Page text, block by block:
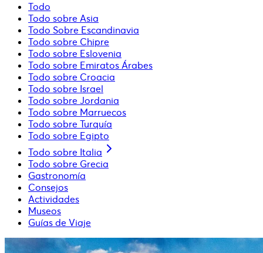
Todo
Todo sobre Asia
Todo Sobre Escandinavia
Todo sobre Chipre
Todo sobre Eslovenia
Todo sobre Emiratos Árabes
Todo sobre Croacia
Todo sobre Israel
Todo sobre Jordania
Todo sobre Marruecos
Todo sobre Turquía
Todo sobre Egipto
Todo sobre Italia
Todo sobre Grecia
Gastronomía
Consejos
Actividades
Museos
Guías de Viaje